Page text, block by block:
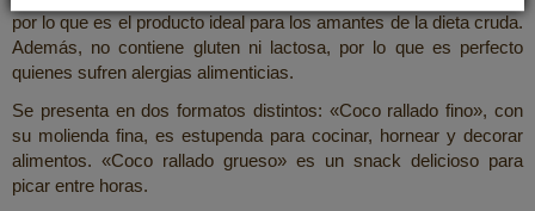
por lo que es el producto ideal para los amantes de la dieta cruda.
Además, no contiene gluten ni lactosa, por lo que es perfecto
quienes sufren alergias alimenticias.
Se presenta en dos formatos distintos: «Coco rallado fino», con
su molienda fina, es estupenda para cocinar, hornear y decorar
alimentos. «Coco rallado grueso» es un snack delicioso para
picar entre horas.